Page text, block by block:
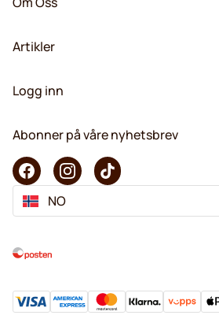
Artikler
Logg inn
Abonner på våre nyhetsbrev
NO